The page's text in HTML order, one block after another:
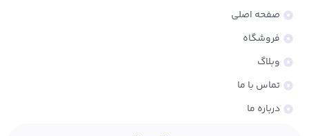
صفحه اصلی
فروشگاه
وبلاگ
تماس با ما
درباره ما